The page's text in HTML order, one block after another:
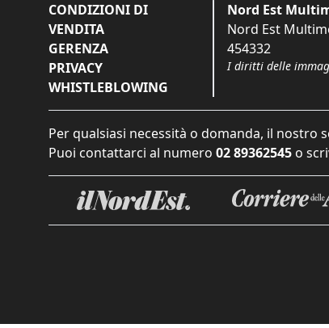
CONDIZIONI DI
VENDITA
GERENZA
PRIVACY
WHISTLEBLOWING
Nord Est
Nord Est
454332
I diritti delle
Per qualsiasi necessità o domanda, il nostro
Puoi contattarci al numero 02 89362545 o